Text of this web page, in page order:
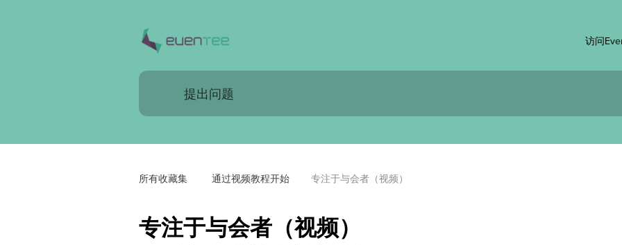
访问
所有收藏集 通过视频教程开始 专注于与会者（视频）
专注于与会者（视频）